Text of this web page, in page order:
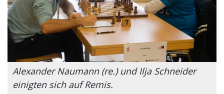
Alexander Naumann (re.) und Ilja Schneider
einigten sich auf Remis.